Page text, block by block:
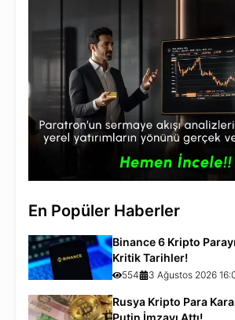
En Popüler Haberler
Binance 6 Kripto
Kritik Tarihler!
554 3 Ağustos 2026
Rusya Kripto Para
Putin İmzayı Attı!